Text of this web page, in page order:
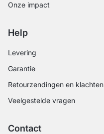
Onze impact
Help
Levering
Garantie
Retourzendingen en klachten
Veelgestelde vragen
Contact